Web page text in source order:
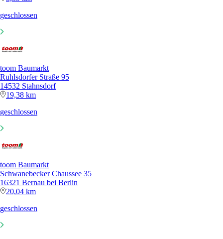
geschlossen
toom Baumarkt
Ruhlsdorfer Straße 95
14532 Stahnsdorf
19,38 km
geschlossen
toom Baumarkt
Schwanebecker Chaussee 35
16321 Bernau bei Berlin
20,04 km
geschlossen